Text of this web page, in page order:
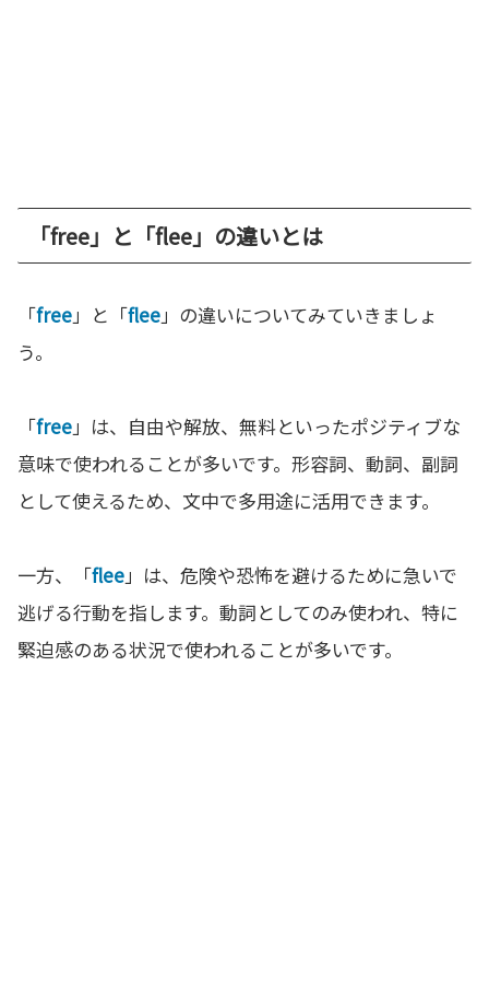
「free」と「flee」の違いとは
「free」と「flee」の違いについてみていきましょ
う。
「free」は、自由や解放、無料といったポジティブな
意味で使われることが多いです。形容詞、動詞、副詞
として使えるため、文中で多用途に活用できます。
一方、「flee」は、危険や恐怖を避けるために急いで
逃げる行動を指します。動詞としてのみ使われ、特に
緊迫感のある状況で使われることが多いです。